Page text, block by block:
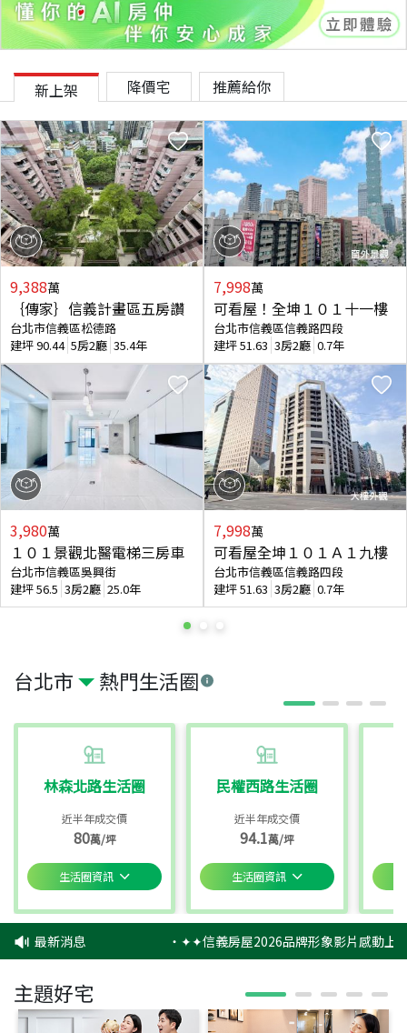
台北市 熱門生活圈
林森北路生活圈
近半年成交價
80萬/坪
生活圈資訊
民權西路生活圈
近半年成交價
94.1萬/坪
生活圈資訊
新上架 降價宅 推薦給你
9,388萬
｛傳家｝信義計畫區五房讚
台北市信義區松德路
建坪90.44 5房2廳 35.4年
3,980萬
１０１景觀北醫電梯三房車
台北市信義區吳興街
建坪56.5 3房2廳 25.0年
7,998萬
可看屋！全坤１０１十一樓
台北市信義區信義路四段
建坪51.63 3房2廳 0.7年
7,998萬
可看屋全坤１０１Ａ１九樓
台北市信義區信義路四段
建坪51.63 3房2廳 0.7年
最新消息 ‧✦✦信義房屋2026品牌形象影片感動上
主題好宅